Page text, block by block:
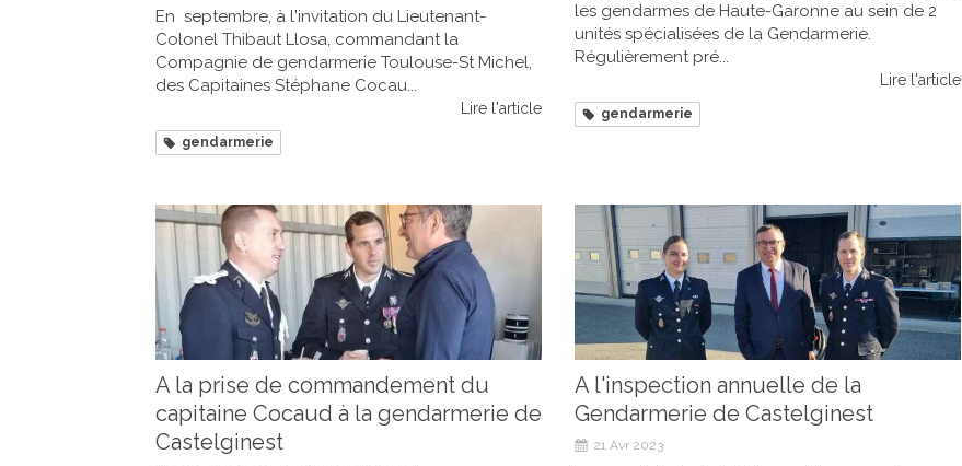
En septembre, à l'invitation du Lieutenant-
Colonel Thibaut Llosa, commandant la
Compagnie de gendarmerie Toulouse-St Michel,
des Capitaines Stéphane Cocau...
Lire l'article
gendarmerie
les gendarmes de Haute-Garonne au sein de 2
unités spécialisées de la Gendarmerie.
Régulièrement pré...
Lire l'article
gendarmerie
A la prise de commandement du
capitaine Cocaud à la gendarmerie de
Castelginest
A l'inspection annuelle de la
Gendarmerie de Castelginest
21 Avr 2023